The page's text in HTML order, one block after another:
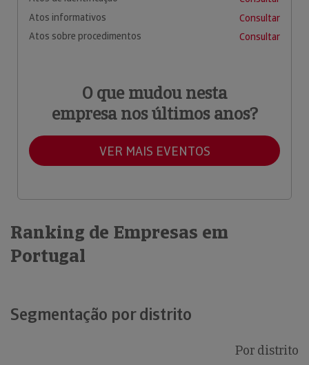
Atos informativos
Consultar
Atos sobre procedimentos
Consultar
O que mudou nesta
empresa nos últimos anos?
VER MAIS EVENTOS
Ranking de Empresas em
Portugal
Segmentação por distrito
Por distrito